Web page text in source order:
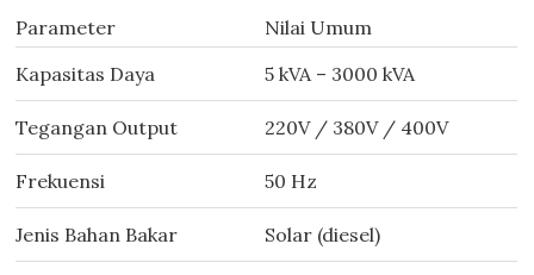
Parameter
Nilai Umum
Kapasitas Daya
5 kVA – 3000 kVA
Tegangan Output 220V / 380V / 400V
Frekuensi 50 Hz
Jenis Bahan Bakar Solar (diesel)